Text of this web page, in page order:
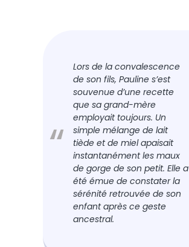
Lors de la convalescence
de son fils, Pauline s’est
souvenue d’une recette
que sa grand-mère
employait toujours. Un
simple mélange de lait
tiède et de miel apaisait
instantanément les maux
de gorge de son petit. Elle a
été émue de constater la
sérénité retrouvée de son
enfant après ce geste
ancestral.